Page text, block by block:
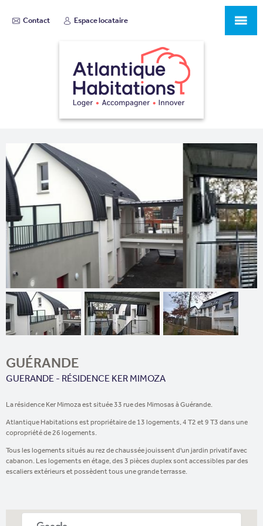
Contact Espace locataire
GUÉRANDE
GUERANDE - RÉSIDENCE KER MIMOZA
La résidence Ker Mimoza est située 33 rue des Mimosas à Guérande.
Atlantique Habitations est propriétaire de 13 logements, 4 T2 et 9 T3 dans une
copropriété de 26 logements.
Tous les logements situés au rez de chaussée jouissent d'un jardin privatif avec
cabanon. Les logements en étage, des 3 pièces duplex sont accessibles par des
escaliers extérieurs et possèdent tous une grande terrasse.